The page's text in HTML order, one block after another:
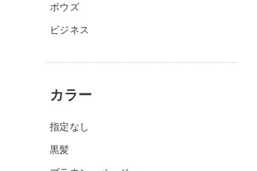
ボウズ
ビジネス
カラー
指定なし
黒髪